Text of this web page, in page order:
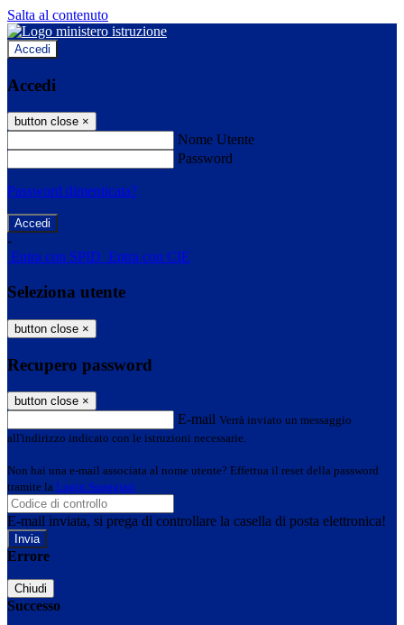
Salta al contenuto
Accedi
Accedi
button close ×
Nome Utente
Password
Password dimenticata?
-
Entra con SPID Entra con CIE
Seleziona utente
button close ×
Recupero password
button close ×
E-mail Verrà inviato un messaggio
all'indirizzo indicato con le istruzioni necessarie.
Non hai una e-mail associata al nome utente? Effettua il reset della password
tramite la Login Spaggiari
E-mail inviata, si prega di controllare la casella di posta elettronica!
Errore
Chiudi
Successo